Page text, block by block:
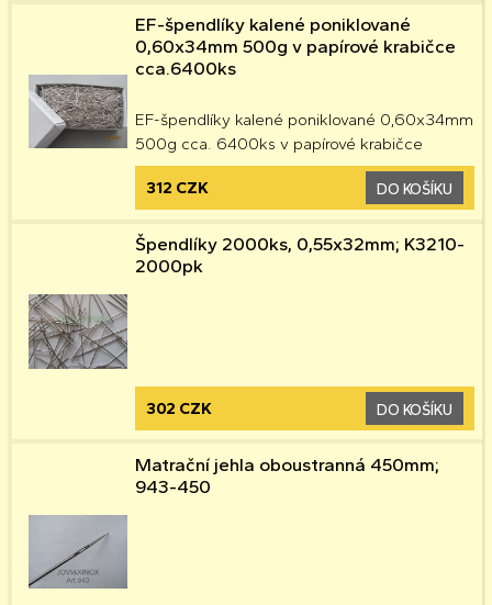
EF-špendlíky kalené poniklované
0,60x34mm 500g v papírové krabičce
cca.6400ks
EF-špendlíky kalené poniklované 0,60x34mm
500g cca. 6400ks v papírové krabičce
312 CZK DO KOŠÍKU
Špendlíky 2000ks, 0,55x32mm; K3210-
2000pk
302 CZK DO KOŠÍKU
Matrační jehla oboustranná 450mm;
943-450